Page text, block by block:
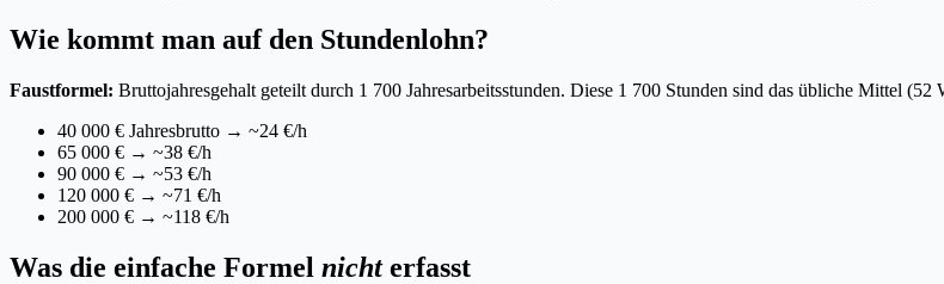
Wie kommt man auf den Stundenlohn?
Faustformel: Bruttojahresgehalt geteilt durch 1 700 Jahresarbeitsstunden. Diese 1 700 Stunden sind das übliche Mittel
40 000 € Jahresbrutto → ~24 €/h
65 000 € → ~38 €/h
90 000 € → ~53 €/h
120 000 € → ~71 €/h
200 000 € → ~118 €/h
Was die einfache Formel nichterfasst